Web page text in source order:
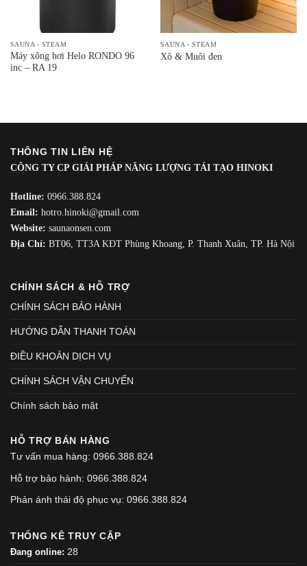
SAUNA - STEAM
Máy xông hơi Helo RONDO 96
inc – RA 19
SAUNA - STEAM
Xô & Muôi đen
THÔNG TIN LIÊN HỆ
CÔNG TY CP GIẢI PHÁP NĂNG LƯỢNG TÁI TẠO HINOKI
Hotline: 0966.388.824
Email: hotro.hinoki@gmail.com
Website: saunaonsen.com
Địa Chỉ: BT06, TT3A KĐT Phùng Khoang, P. Thanh Xuân, TP. Hà Nội
CHÍNH SÁCH & HỖ TRỢ
CHÍNH SÁCH BẢO HÀNH
HƯỚNG DẪN THANH TOÁN
ĐIỀU KHOẢN DỊCH VỤ
CHÍNH SÁCH VẬN CHUYỂN
Chính sách bảo mật
HỖ TRỢ BÁN HÀNG
Tư vấn mua hàng: 0966.388.824
Hỗ trợ bảo hành: 0966.388.824
Phản ánh thái độ phục vụ: 0966.388.824
THỐNG KÊ TRUY CẬP
Đang online: 28